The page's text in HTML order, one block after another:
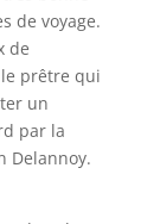
de voyage.
de
prêtre qui
un
par la
Delannoy.